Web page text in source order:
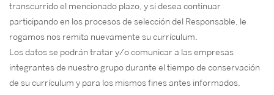
transcurrido el mencionado plazo, y si desea continuar
participando en los procesos de selección del Responsable, le
rogamos nos remita nuevamente su currículum.
Los datos se podrán tratar y/o comunicar a las empresas
integrantes de nuestro grupo durante el tiempo de conservación
de su currículum y para los mismos fines antes informados.